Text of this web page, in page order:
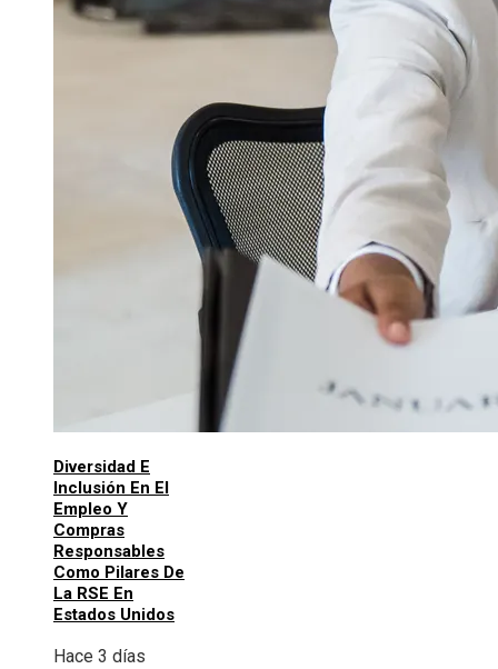
Diversidad E
Inclusión En El
Empleo Y
Compras
Responsables
Como Pilares De
La RSE En
Estados Unidos
Hace 3 días